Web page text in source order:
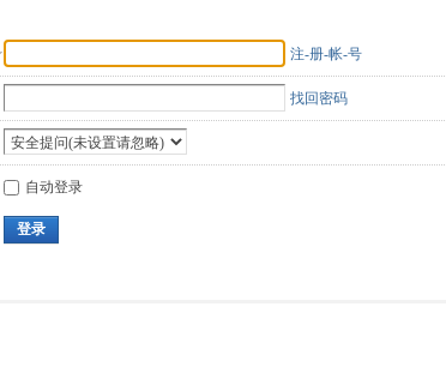
注-册-帐-号
找回密码
自动登录
登录